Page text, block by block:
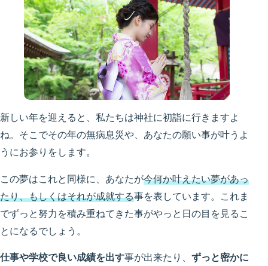
新しい年を迎えると、私たちは神社に初詣に行きますよ
ね。そこでその年の無病息災や、あなたの願い事が叶うよ
うにお参りをします。
この夢はこれと同様に、あなたが今何か叶えたい夢があっ
たり、もしくはそれが成就する事を表しています。これま
でずっと努力を積み重ねてきた事がやっと日の目を見るこ
とになるでしょう。
仕事や学校で良い成績を出す事が出来たり、 ずっと密かに